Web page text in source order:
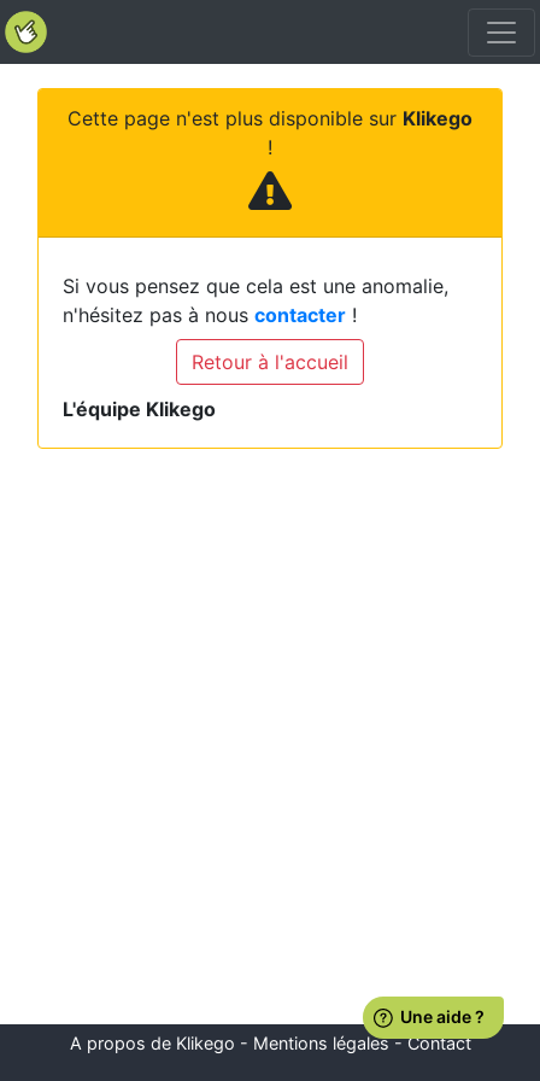
Cette page n'est plus disponible sur Klikego
!
Si vous pensez que cela est une anomalie,
n'hésitez pas à nous contacter !
Retour à l'accueil
L'équipe Klikego
A propos de Klikego - Mentions légales-Contact